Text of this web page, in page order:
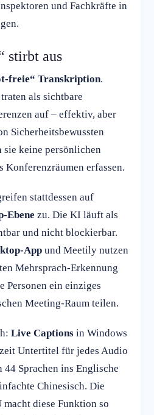
und Fachkräfte in
stirbt aus
freie“ Transkription.
als sichtbare
auf – effektiv, aber
Sicherheitsbewussten
keine persönlichen
Konferenzräumen erfassen.
stattdessen auf
Ebene zu. Die KI läuft als
und nicht blockierbar.
App und Meetily nutzen
Mehrsprach-Erkennung
Personen ein einziges
Meeting-Raum teilen.
Live Captions in Windows
Untertitel für jedes Audio
Sprachen ins Englische
Chinesisch. Die
diese Funktion so